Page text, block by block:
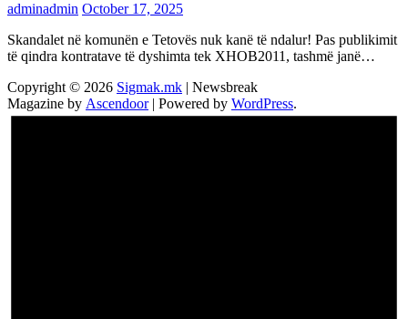
adminadmin October 17, 2025
Skandalet në komunën e Tetovës nuk kanë të ndalur! Pas publikimit
të qindra kontratave të dyshimta tek XHOB2011, tashmë janë…
Copyright © 2026 Sigmak.mk | Newsbreak
Magazine by Ascendoor| Powered by WordPress.